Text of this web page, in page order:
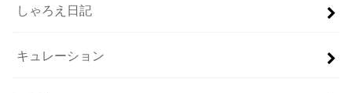
しゃろえ日記
キュレーション